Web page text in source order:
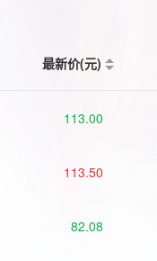
最新价(元)
113.00
113.50
82.08